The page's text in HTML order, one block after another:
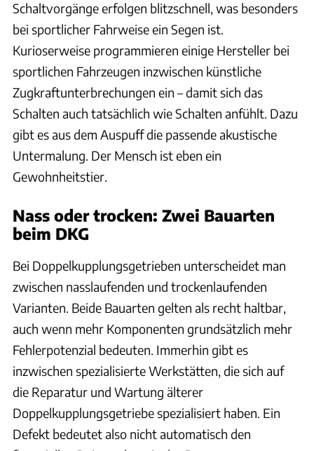
Schaltvorgänge erfolgen blitzschnell, was besonders
bei sportlicher Fahrweise ein Segen ist.
Kurioserweise programmieren einige Hersteller bei
sportlichen Fahrzeugen inzwischen künstliche
Zugkraftunterbrechungen ein – damit sich das
Schalten auch tatsächlich wie Schalten anfühlt. Dazu
gibt es aus dem Auspuff die passende akustische
Untermalung. Der Mensch ist eben ein
Gewohnheitstier.
Nass oder trocken: Zwei Bauarten
beim DKG
Bei Doppelkupplungsgetrieben unterscheidet man
zwischen nasslaufenden und trockenlaufenden
Varianten. Beide Bauarten gelten als recht haltbar,
auch wenn mehr Komponenten grundsätzlich mehr
Fehlerpotenzial bedeuten. Immerhin gibt es
inzwischen spezialisierte Werkstätten, die sich auf
die Reparatur und Wartung älterer
Doppelkupplungsgetriebe spezialisiert haben. Ein
Defekt bedeutet also nicht automatisch den